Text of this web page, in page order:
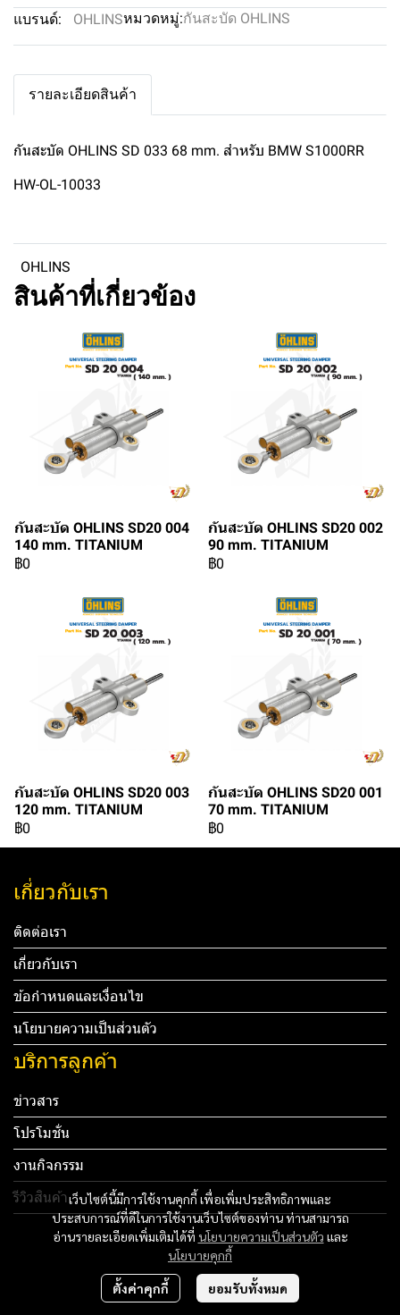
แบรนด์: OHLINSหมวดหมู่:กันสะบัด OHLINS
รายละเอียดสินค้า
กันสะบัด OHLINS SD 033 68 mm. สำหรับ BMW S1000RR
HW-OL-10033
OHLINS
สินค้าที่เกี่ยวข้อง
กันสะบัด OHLINS SD20 004
140 mm. TITANIUM
฿0
กันสะบัด OHLINS SD20 002
90 mm. TITANIUM
฿0
กันสะบัด OHLINS SD20 003
120 mm. TITANIUM
฿0
กันสะบัด OHLINS SD20 001
70 mm. TITANIUM
฿0
เว็บไซต์นี้มีการใช้งานคุกกี้ เพื่อเพิ่มประสิทธิภาพและ
ประสบการณ์ที่ดีในการใช้งานเว็บไซต์ของท่าน ท่านสามารถ
อ่านรายละเอียดเพิ่มเติมได้ที่ นโยบายความเป็นส่วนตัว และ
นโยบายคุกกี้
ตั้งค่าคุกกี้ ยอมรับทั้งหมด
เกี่ยวกับเรา
ติดต่อเรา
เกี่ยวกับเรา
ข้อกำหนดและเงื่อนไข
นโยบายความเป็นส่วนตัว
บริการลูกค้า
ข่าวสาร
โปรโมชั่น
งานกิจกรรม
รีวิวสินค้า
Tel: 012 345 67890 Email: mail@yourdomain.com